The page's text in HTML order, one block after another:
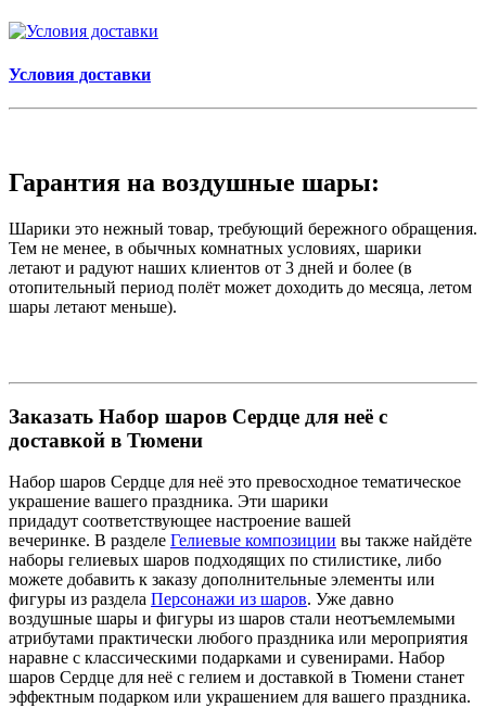
Условия доставки
Гарантия на воздушные шары:
Шарики это нежный товар, требующий бережного обращения.
Тем не менее, в обычных комнатных условиях, шарики
летают и радуют наших клиентов от 3 дней и более (в
отопительный период полёт может доходить до месяца, летом
шары летают меньше).
Заказать Набор шаров Сердце для неё с
доставкой в Тюмени
Набор шаров Сердце для неё это превосходное тематическое
украшение вашего праздника. Эти шарики
придадут соответствующее настроение вашей
вечеринке. В разделе Гелиевые композиции вы также найдёте
наборы гелиевых шаров подходящих по стилистике, либо
можете добавить к заказу дополнительные элементы или
фигуры из раздела Персонажи из шаров. Уже давно
воздушные шары и фигуры из шаров стали неотъемлемыми
атрибутами практически любого праздника или мероприятия
наравне с классическими подарками и сувенирами. Набор
шаров Сердце для неё с гелием и доставкой в Тюмени станет
эффектным подарком или украшением для вашего праздника.